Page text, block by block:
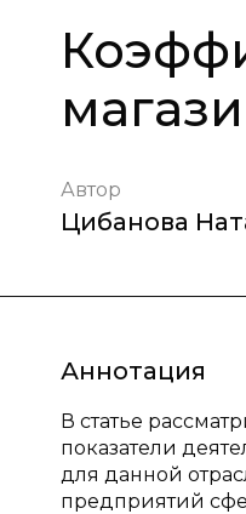
Автор
Цибанова
Аннотация
В статье
показатели
для данной
предприятий